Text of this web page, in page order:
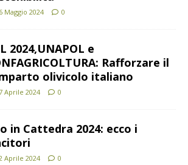
Maggio 2024 0
2024,UNAPOL e
Rafforzare il
olivicolo italiano
Aprile 2024 0
in Cattedra 2024: ecco i
Aprile 2024 0